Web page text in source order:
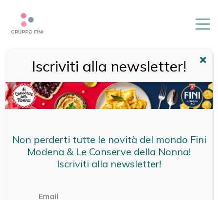
FINI/PASTA FRESCA/ LE RICETTE INTEGRALI/
RAVIOLI ALLA CARNE
Iscriviti alla newsletter!
Non perderti tutte le novità del mondo Fini
Modena & Le Conserve della Nonna!
Iscriviti alla newsletter!
Email